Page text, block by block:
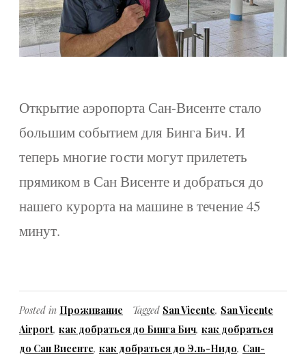
Открытие аэропорта Сан-Висенте стало
большим событием для Бинга Бич. И
теперь многие гости могут прилететь
прямиком в Сан Висенте и добраться до
нашего курорта на машине в течение 45
минут.
Posted in Проживание Tagged San Vicente, San Vicente
Airport, как добраться до Бинга Бич, как добраться
до Сан Висенте, как добраться до Эль-Нидо, Сан-